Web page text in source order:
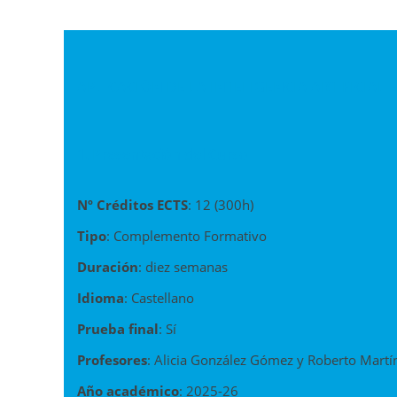
Nº Créditos ECTS: 12 (300h)
Tipo: Complemento Formativo
Duración: diez semanas
Idioma: Castellano
Prueba final: Sí
Profesores: Alicia González Gómez y Roberto
Año académico: 2025-26